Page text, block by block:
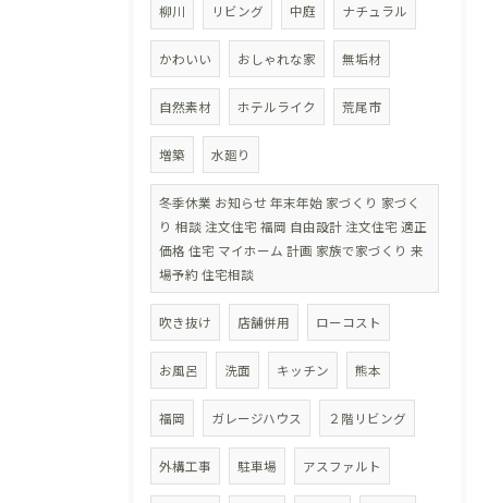
柳川 リビング 中庭 ナチュラル
かわいい おしゃれな家 無垢材
自然素材 ホテルライク 荒尾市
増築 水廻り
冬季休業 お知らせ 年末年始 家づくり 家づく
り 相談 注文住宅 福岡 自由設計 注文住宅 適正
価格 住宅 マイホーム 計画 家族で家づくり 来
場予約 住宅相談
吹き抜け 店舗併用 ローコスト
お風呂 洗面 キッチン 熊本
福岡 ガレージハウス ２階リビング
外構工事 駐車場 アスファルト